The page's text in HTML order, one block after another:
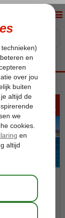
va 493 p.p.
een baai die
Met de moderne